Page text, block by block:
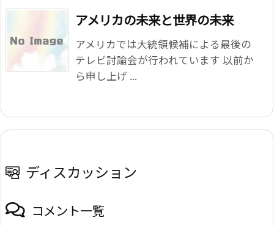
アメリカの未来と世界の未来
アメリカでは大統領候補による最後の
テレビ討論会が行われています 以前か
ら申し上げ ...
ディスカッション
コメント一覧